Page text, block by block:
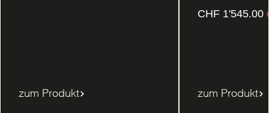
zum Produkt
CHF 1'545.00
zum Produkt